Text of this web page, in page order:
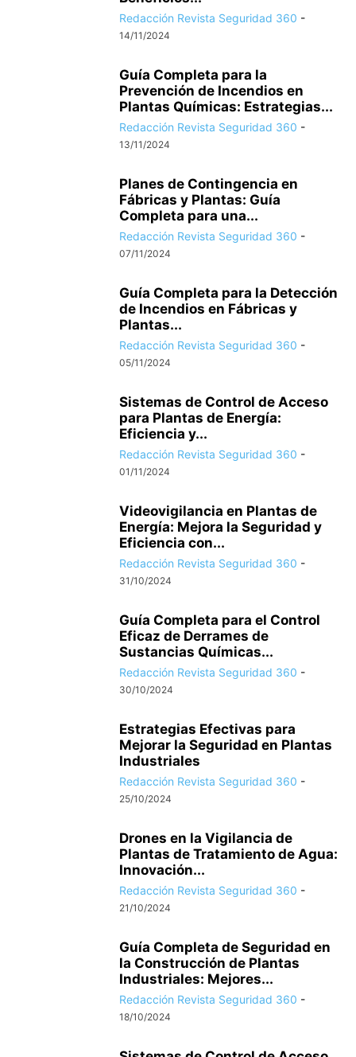
Redacción Revista Seguridad 360 -
14/11/2024
Guía Completa para la
Prevención de Incendios en
Plantas Químicas: Estrategias...
Redacción Revista Seguridad 360 -
13/11/2024
Planes de Contingencia en
Fábricas y Plantas: Guía
Completa para una...
Redacción Revista Seguridad 360 -
07/11/2024
Guía Completa para la Detección
de Incendios en Fábricas y
Plantas...
Redacción Revista Seguridad 360 -
05/11/2024
Sistemas de Control de Acceso
para Plantas de Energía:
Eficiencia y...
Redacción Revista Seguridad 360 -
01/11/2024
Videovigilancia en Plantas de
Energía: Mejora la Seguridad y
Eficiencia con...
Redacción Revista Seguridad 360 -
31/10/2024
Guía Completa para el Control
Eficaz de Derrames de
Sustancias Químicas...
Redacción Revista Seguridad 360 -
30/10/2024
Estrategias Efectivas para
Mejorar la Seguridad en Plantas
Industriales
Redacción Revista Seguridad 360 -
25/10/2024
Drones en la Vigilancia de
Plantas de Tratamiento de Agua:
Innovación...
Redacción Revista Seguridad 360 -
21/10/2024
Guía Completa de Seguridad en
la Construcción de Plantas
Industriales: Mejores...
Redacción Revista Seguridad 360 -
18/10/2024